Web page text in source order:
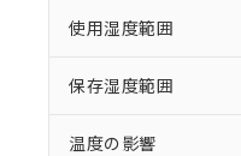
使用湿度範囲
保存湿度範囲
温度の影響